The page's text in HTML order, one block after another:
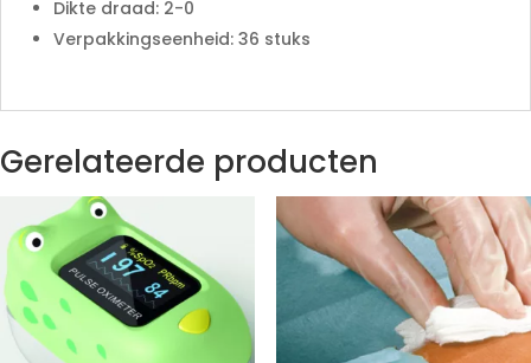
Dikte draad: 2-0
Verpakkingseenheid: 36 stuks
Gerelateerde producten